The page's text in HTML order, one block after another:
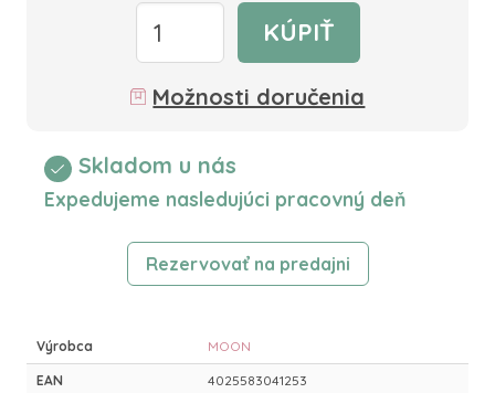
KÚPIŤ
Možnosti doručenia
Skladom u nás
Expedujeme nasledujúci pracovný deň
Rezervovať na predajni
Výrobca MOON
EAN 4025583041253